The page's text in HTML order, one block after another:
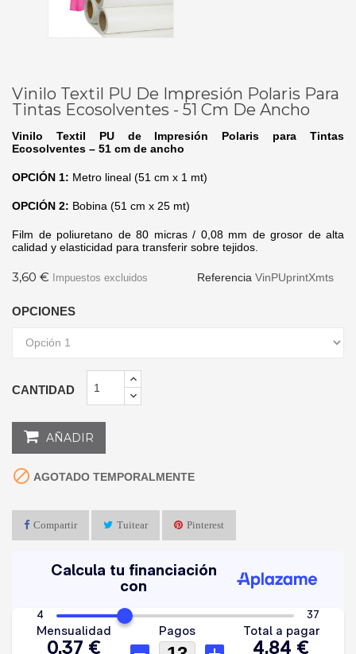
Vinilo Textil PU De Impresión Polaris Para
Tintas Ecosolventes - 51 Cm De Ancho
Vinilo Textil PU de Impresión Polaris para Tintas
Ecosolventes – 51 cm de ancho
OPCIÓN 1: Metro lineal (51 cm x 1 mt)
OPCIÓN 2: Bobina (51 cm x 25 mt)
Film de poliuretano de 80 micras / 0,08 mm de grosor de alta
calidad y elasticidad para transferir sobre tejidos.
Referencia VinPUprintXmts
3,60 € Impuestos excluidos
OPCIONES
CANTIDAD
AÑADIR
 AGOTADO TEMPORALMENTE
Compartir Tuitear Pinterest